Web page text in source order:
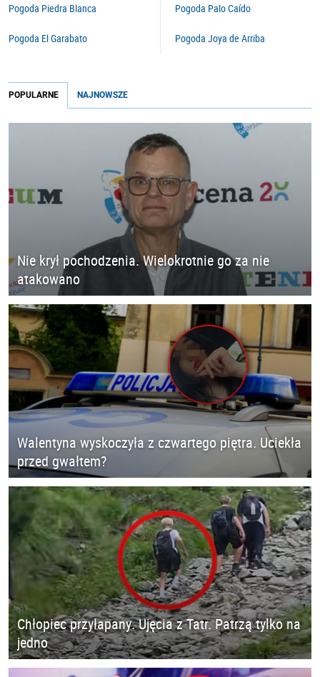
Pogoda Piedra Blanca
Pogoda El Garabato
Pogoda Palo Caído
Pogoda Joya de Arriba
POPULARNE NAJNOWSZE
Nie krył pochodzenia. Wielokrotnie go za nie
atakowano
Walentyna wyskoczyła z czwartego piętra. Uciekła
przed gwałtem?
Chłopiec przyłapany. Ujęcia z Tatr. Patrzą tylko na
jedno